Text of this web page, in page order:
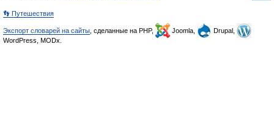
👣 Путешествия
Экспорт словарей на сайты , сделанные на PHP, Joomla,
Drupal,
WordPress, MODx.